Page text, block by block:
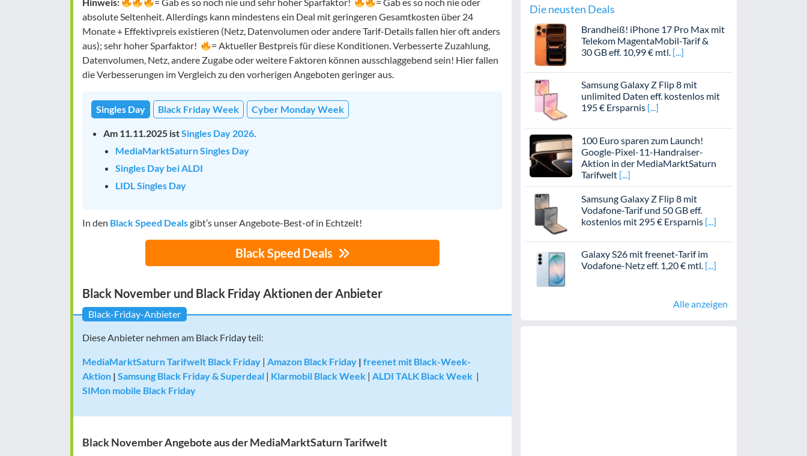
absolute Seltenheit. Allerdings kann mindestens ein Deal mit geringeren Gesamtkosten über 24
Monate + Effektivpreis existieren (Netz, Datenvolumen oder andere Tarif-Details fallen hier oft anders
aus); sehr hoher Sparfaktor!
= Aktueller Bestpreis für diese Konditionen. Verbesserte Zuzahlung,
Datenvolumen, Netz, andere Zugabe oder weitere Faktoren können ausschlaggebend sein! Hier fallen
die Verbesserungen im Vergleich zu den vorherigen Angeboten geringer aus.
Singles Day Black Friday Week Cyber Monday Week
Am 11.11.2025 istSingles Day 2026.
MediaMarktSaturn Singles Day
Singles Day bei ALDI
LIDL Singles Day
In den Black Speed Dealsgibt’s unser Angebote-Best-of in Echtzeit!
Black Speed Deals
Black November und Black Friday Aktionen der Anbieter
Black-Friday-Anbieter
Diese Anbieter nehmen am Black Friday teil:
MediaMarktSaturn Tarifwelt Black Friday | Amazon Black Friday | freenet mit Black-Week-
Aktion | Samsung Black Friday & Superdeal | Klarmobil Black Week | ALDI TALK Black Week |
SIMon mobile Black Friday
Black November Angebote aus der MediaMarktSaturn Tarifwelt
Die neusten Deals
Brandheiß! iPhone 17 Pro Max mit
Telekom MagentaMobil-Tarif &
30 GB eff. 10,99 € mtl.
Samsung Galaxy Z Flip 8 mit
unlimited Daten eff. kostenlos mit
195 € Ersparnis
100 Euro sparen zum Launch!
Google-Pixel-11-Handraiser-
Aktion in der MediaMarktSaturn
Tarifwelt
Samsung Galaxy Z Flip 8 mit
Vodafone-Tarif und 50 GB eff.
kostenlos mit 295 € Ersparnis
Galaxy S26 mit freenet-Tarif im
Vodafone-Netz eff. 1,20 € mtl.
Alle anzeigen